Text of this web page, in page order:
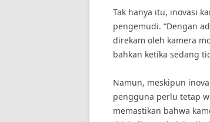
Tak hanya itu, inovasi
pengemudi. “Dengan
direkam oleh kamera
bahkan ketika sedang
Namun, meskipun
pengguna perlu tetap
memastikan bahwa